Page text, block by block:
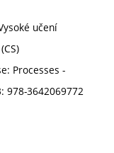
učení
Processes -
978-3642069772